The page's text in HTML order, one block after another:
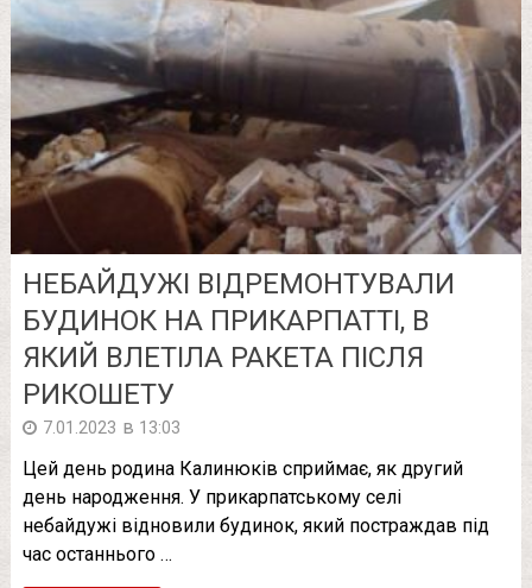
НЕБАЙДУЖІ ВІДРЕМОНТУВАЛИ
БУДИНОК НА ПРИКАРПАТТІ, В
ЯКИЙ ВЛЕТІЛА РАКЕТА ПІСЛЯ
РИКОШЕТУ
7.01.2023 в 13:03
Цей день родина Калинюків сприймає, як другий
день народження. У прикарпатському селі
небайдужі відновили будинок, який постраждав під
час останнього …